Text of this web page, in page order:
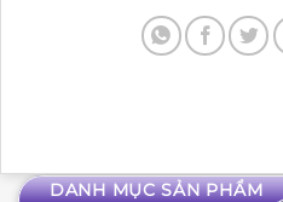
DANH MỤC SẢN PHẨM